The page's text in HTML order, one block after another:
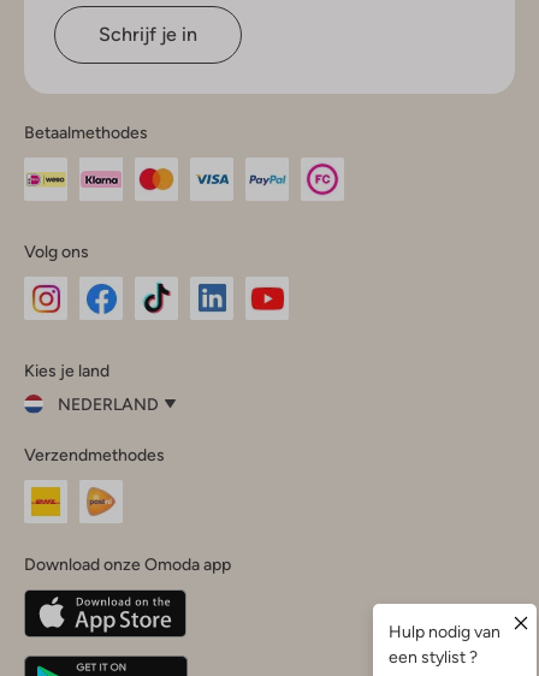
Schrijf je in
Betaalmethodes
Volg ons
InstagramFacebook
Kies je land
NEDERLAND
je
land
Nederland
Belgique(Français)
Deutschland
Verzendmethodes
Download onze Omoda app